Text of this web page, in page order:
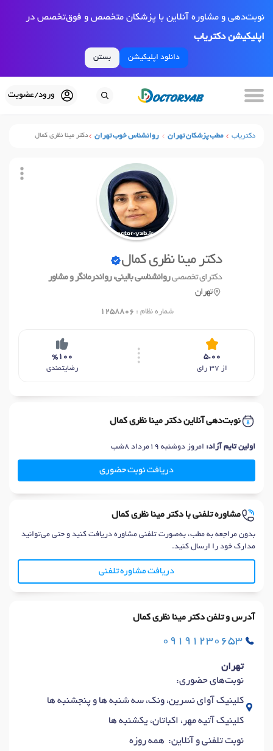
نوبت‌دهی و مشاوره آنلاین با پزشکان متخصص و فوق‌تخصص در
اپلیکیشن دکتریاب
دانلود اپلیکیشن بستن
ورود/عضویت
دکتریاب مطب پزشکان تهران روانشناس خوب تهران دکتر مینا نظری کمال
دکتر مینا نظری کمال
دکترای تخصصیروانشناسی بالینی، رواندرمانگر و مشاور
تهران
شماره نظام : 1258806
5.00
از 37 رای
%100
رضایتمندی
نوبت‌دهی آنلاین دکتر مینا نظری کمال
اولین تایم آزاد: امروز دوشنبه 19مرداد 8شب
دریافت نوبت حضوری
مشاوره تلفنی با دکتر مینا نظری کمال
بدون مراجعه به مطب، به‌صورت تلفنی مشاوره دریافت کنید و حتی می‌توانید
مدارک خود را ارسال کنید.
دریافت مشاوره تلفنی
آدرس و تلفن دکتر مینا نظری کمال
09191230653
تهران
نوبت‌های حضوری:
کلینیک آوای نسرین، ونک، سه شنبه ها و پنجشنبه ها
کلینیک آتیه مهر، اکباتان، یکشنبه ها
نوبت تلفنی و آنلاین: همه روزه